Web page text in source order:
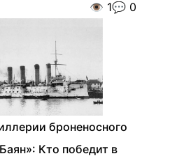
👁️ 1💬 0
броненосного
Кто победит в